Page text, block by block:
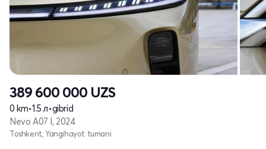
389 600 000 UZS
0 km•1.5 л•gibrid
Nevo A07 I, 2024
Toshkent, Yangihayot tumani